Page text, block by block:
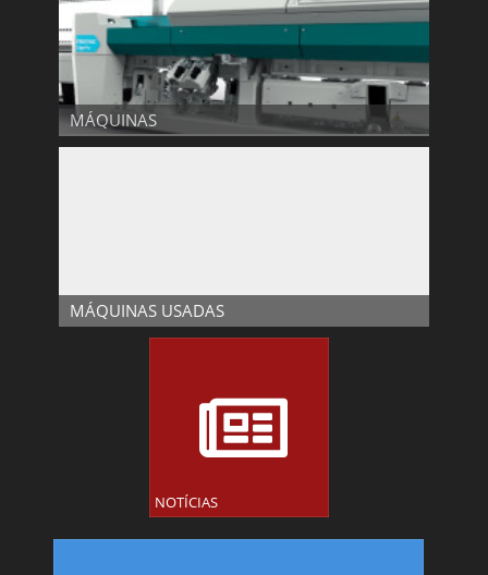
NOTÍCIAS
MÁQUINAS
MÁQUINAS
MÁQUINAS USADAS